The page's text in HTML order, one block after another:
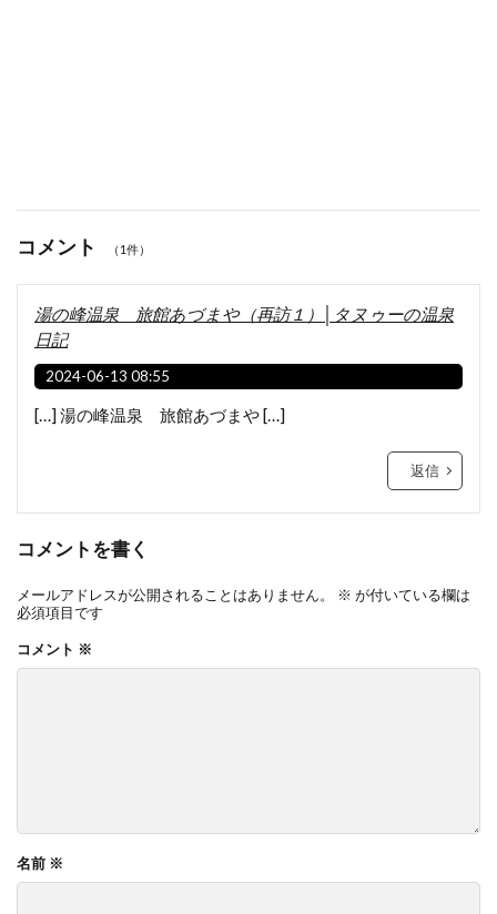
コメント （1件）
湯の峰温泉 旅館あづまや（再訪１）│タヌゥーの温泉
日記
2024-06-13 08:55
[…] 湯の峰温泉 旅館あづまや […]
返信
コメントを書く
メールアドレスが公開されることはありません。 ※ が付いている欄は
必須項目です
コメント ※
名前 ※